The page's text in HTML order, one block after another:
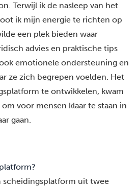
Terwijl ik de nasleep van het
ik mijn energie te richten op
een plek bieden waar
advies en praktische tips
emotionele ondersteuning en
ze zich begrepen voelden. Het
te ontwikkelen, kwam
voor mensen klaar te staan in
gaan.
scheidingsplatform uit twee